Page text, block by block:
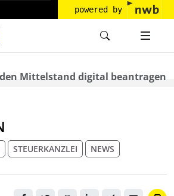
powered by
Mittelstand digital beantragen
STEUERKANZLEI NEWS